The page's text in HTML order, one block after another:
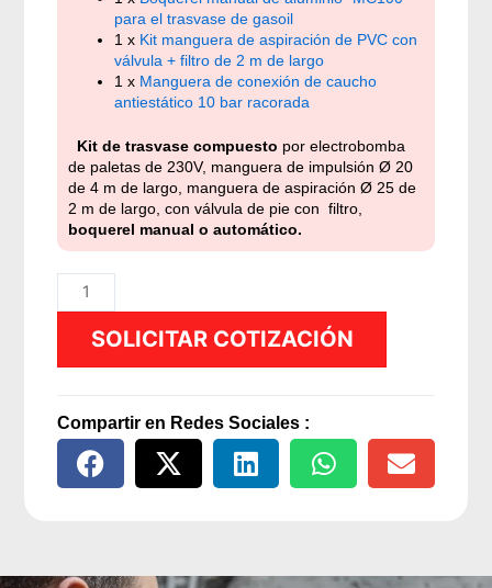
para el trasvase de gasoil
1 x Kit manguera de aspiración de PVC con
válvula + filtro de 2 m de largo
1 x Manguera de conexión de caucho
antiestático 10 bar racorada
Kit de trasvase compuesto por electrobomba
de paletas de 230V, manguera de impulsión Ø 20
de 4 m de largo, manguera de aspiración Ø 25 de
2 m de largo, con válvula de pie con filtro,
boquerel manual o automático.
Bomba
eléctrica
trasvasije
diesel
-
220V
SOLICITAR COTIZACIÓN
Compartir en Redes Sociales :